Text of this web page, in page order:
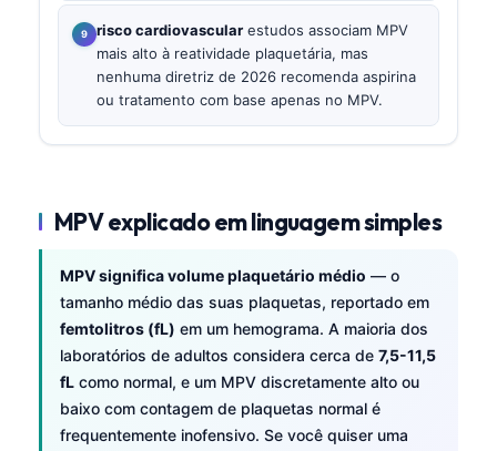
risco cardiovascular estudos associam MPV
mais alto à reatividade plaquetária, mas
nenhuma diretriz de 2026 recomenda aspirina
ou tratamento com base apenas no MPV.
MPV explicado em linguagem simples
MPV significa volume plaquetário médio — o
tamanho médio das suas plaquetas, reportado em
femtolitros (fL) em um hemograma. A maioria dos
laboratórios de adultos considera cerca de 7,5-11,5
fL como normal, e um MPV discretamente alto ou
baixo com contagem de plaquetas normal é
frequentemente inofensivo. Se você quiser uma